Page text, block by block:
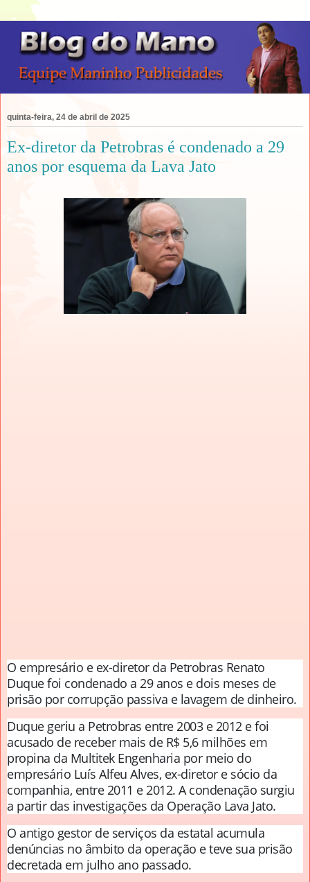
quinta-feira, 24 de abril de 2025
Ex-diretor da Petrobras é condenado a 29
anos por esquema da Lava Jato
O empresário e ex-diretor da Petrobras Renato
Duque foi condenado a 29 anos e dois meses de
prisão por corrupção passiva e lavagem de dinheiro.
Duque geriu a Petrobras entre 2003 e 2012 e foi
acusado de receber mais de R$ 5,6 milhões em
propina da Multitek Engenharia por meio do
empresário Luís Alfeu Alves, ex-diretor e sócio da
companhia, entre 2011 e 2012. A condenação surgiu
a partir das investigações da Operação Lava Jato.
O antigo gestor de serviços da estatal acumula
denúncias no âmbito da operação e teve sua prisão
decretada em julho ano passado.